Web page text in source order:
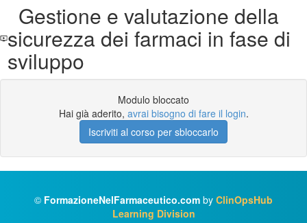
Gestione e valutazione della
sicurezza dei farmaci in fase di
sviluppo
Modulo bloccato
Hai già aderito, avrai bisogno di fare il login.
Iscriviti al corso per sbloccarlo
© FormazioneNelFarmaceutico.com by ClinOpsHub
Learning Division